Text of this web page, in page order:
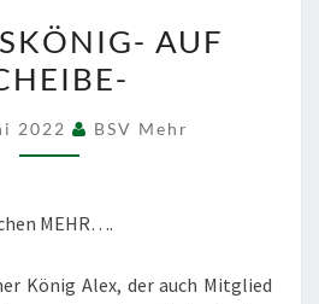
AUF
SCHEIBE-
AUF
2022 BSV Mehr
MEHR….
König Alex, der auch Mitglied